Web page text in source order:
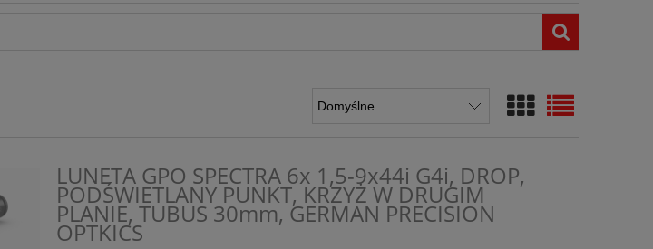
LUNETA GPO SPECTRA 6x 1,5-9x44i G4i, DROP,
PODŚWIETLANY PUNKT, KRZYŻ W DRUGIM
PLANIE, TUBUS 30mm, GERMAN PRECISION
OPTKICS